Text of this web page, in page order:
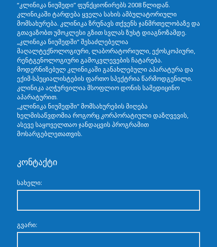
“კლინიკა ნიუმედი” ფუნქციონირებს 2008 წლიდან.
კლინიკაში ტარდება ყველა სახის ამბულატორიული
მომსახურება. კლინიკა ზრუნავს თქვენს ჯანმრთელობაზე და
გთავაზობთ უმოკლესი გზით სვლას ზუსტ დიაგნოზამდე.
„კლინიკა ნიუმედში“ შესაძლებელია
მაღალტექნოლოგიური, ლაბორატორიული, ექოსკოპიური,
რენტგენოლოგიური გამოკვლევების ჩატარება.
მოდერნიზებულ კლინიკაში განახლებული აპარატურა და
ექიმ-სპეციალისტების ფართო სპექტრია წარმოდგენილი.
კლინიკა აღჭურვილია მსოფლიო დონის სამედიცინო
აპარატურით.
„კლინიკა ნიუმედში“ მომსახურების მიღება
ხელმისაწვდომია როგორც კორპორატიული დაზღვევის,
ასევე საყოველთაო ჯანდაცვის პროგრამით
მოსარგებლეთათვის.
კონტაქტი
სახელი:
გვარი: